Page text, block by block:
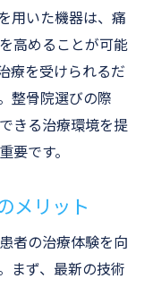
用いた機器は、痛
高めることが可能
療を受けられるだ
整骨院選びの際
きる治療環境を提
要です。
メリット
者の治療体験を向
まず、最新の技術